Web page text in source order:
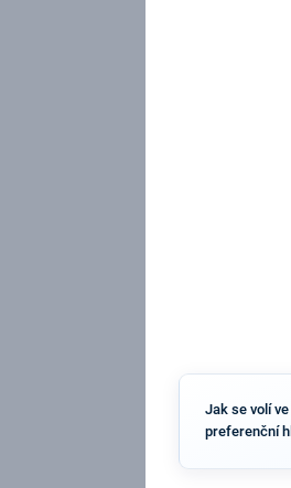
Jak se volí
preferenční